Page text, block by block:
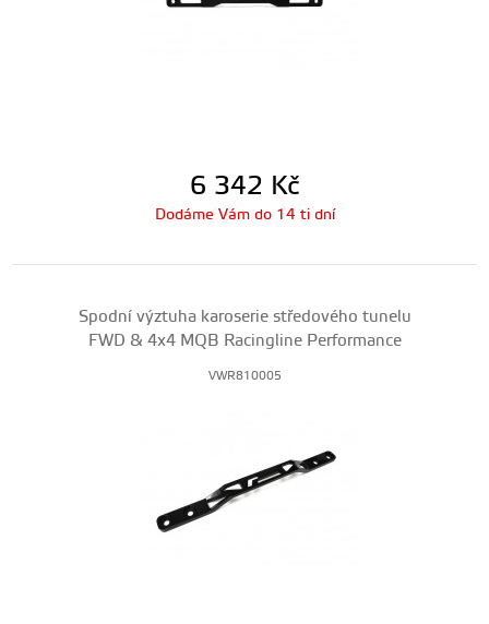
6 342 Kč
Dodáme Vám do 14 ti dní
Spodní výztuha karoserie středového tunelu
FWD & 4x4 MQB Racingline Performance
VWR810005